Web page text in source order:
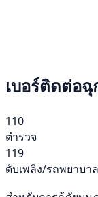
เบอร์ติดต่อฉุ
110
ตำรวจ
119
ดับเพลิง/รถพยาบาล